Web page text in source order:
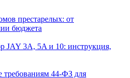
престарелых: от
бюджета
JAY 3A, 5A и 10: инструкция,
требованиям 44-ФЗ для